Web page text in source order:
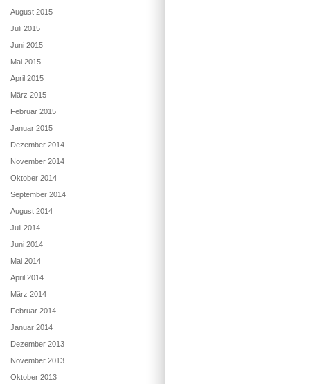
August 2015
Juli 2015
Juni 2015
Mai 2015
April 2015
März 2015
Februar 2015
Januar 2015
Dezember 2014
November 2014
Oktober 2014
September 2014
August 2014
Juli 2014
Juni 2014
Mai 2014
April 2014
März 2014
Februar 2014
Januar 2014
Dezember 2013
November 2013
Oktober 2013